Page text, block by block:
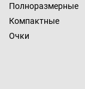
Полноразмерные
Компактные
Очки